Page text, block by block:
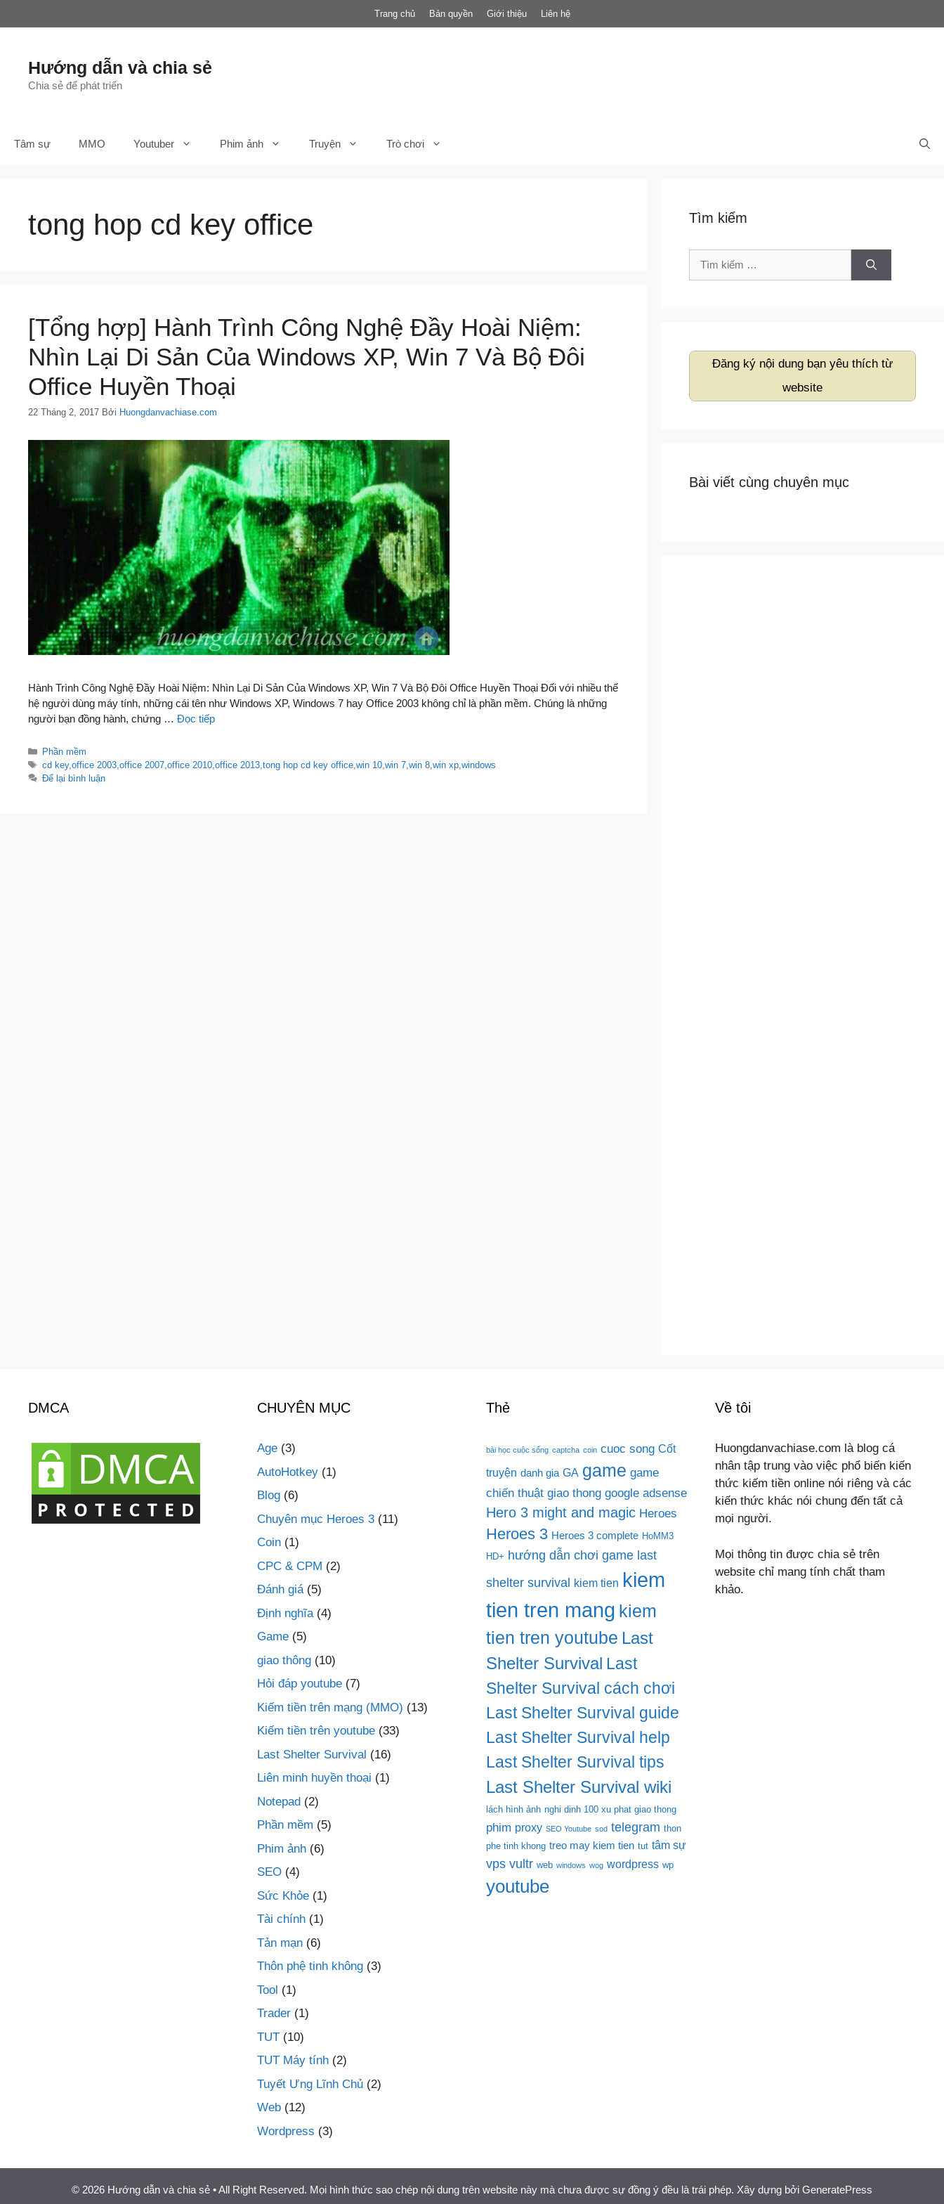
Trang chủ Bản quyền Giới thiệu Liên hệ
Hướng dẫn và chia sẻ
Chia sẻ để phát triển
Tâm sự MMO Youtuber Phim ảnh Truyện Trò chơi
tong hop cd key office
[Tổng hợp] Hành Trình Công Nghệ Đầy Hoài Niệm:
Nhìn Lại Di Sản Của Windows XP, Win 7 Và Bộ Đôi
Office Huyền Thoại
22 Tháng 2, 2017 Bởi Huongdanvachiase.com
Hành Trình Công Nghệ Đầy Hoài Niệm: Nhìn Lại Di Sản Của Windows XP, Win 7 Và Bộ Đôi Office Huyền Thoại Đối với nhiều thế
hệ người dùng máy tính, những cái tên như Windows XP, Windows 7 hay Office 2003 không chỉ là phần mềm. Chúng là những
người bạn đồng hành, chứng … Đọc tiếp
Danh
mục
Phần mềm
Thẻ
cd key,office 2003 ,office 2007 ,office 2010 ,office 2013 ,tong hop cd key office ,win 10 ,win 7 ,win 8 ,win xp ,windows
Để lại bình luận
Tìm kiếm
Tìm
Đăng ký nội dung bạn yêu thích từ
website
Bài viết cùng chuyên mục
DMCA CHUYÊN MỤC
Age (3)
AutoHotkey (1)
Blog (6)
Chuyên mục Heroes 3 (11)
Coin (1)
CPC & CPM (2)
Đánh giá(5)
Định nghĩa (4)
Game (5)
giao thông (10)
Hỏi đáp youtube (7)
Kiếm tiền trên mạng (MMO) (13)
Kiếm tiền trên youtube (33)
Last Shelter Survival (16)
Liên minh huyền thoại (1)
Notepad (2)
Phần mềm (5)
Phim ảnh (6)
SEO (4)
Sức Khỏe (1)
Tài chính (1)
Tản mạn (6)
Thôn phệ tinh không (3)
Tool (1)
Trader (1)
TUT (10)
TUT Máy tính (2)
Tuyết Ưng Lĩnh Chủ (2)
Web (12)
Wordpress (3)
Thẻ
bài học cuộc sống captcha coin cuoc song Cốt
truyện danh gia GA game game
chiến thuật giao thong google adsense
Hero 3 might and magic Heroes
Heroes 3 Heroes 3 complete HoMM3
HD+ hướng dẫn chơi game last
shelter survival kiem tien kiem
tien tren mang kiem
tien tren youtube Last
Shelter Survival Last
Shelter Survival cách chơi
Last Shelter Survival guide
Last Shelter Survival help
Last Shelter Survival tips
Last Shelter Survival wiki
lách hình ảnh nghi dinh 100 xu phat giao thong
phim proxy SEO Youtube sod telegram thon
phe tinh khong treo may kiem tien tut tâm sự
vps vultr web windows wog wordpress wp
youtube
Về tôi
Huongdanvachiase.com là blog cá
nhân tập trung vào việc phổ biến kiến
thức kiếm tiền online nói riêng và các
kiến thức khác nói chung đến tất cả
mọi người.
Mọi thông tin được chia sẻ trên
website chỉ mang tính chất tham
khảo.
© 2026 Hướng dẫn và chia sẻ • All Right Reserved. Mọi hình thức sao chép nội dung trên website này mà chưa được sự đồng ý đều là trái phép. Xây dựng bởi GeneratePress